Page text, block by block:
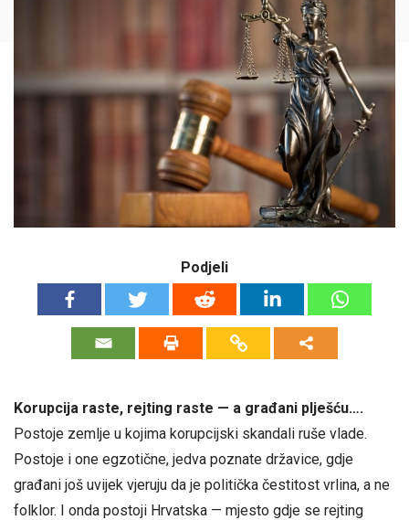
Podjeli
Korupcija raste, rejting raste — a građani plješću….
Postoje zemlje u kojima korupcijski skandali ruše vlade.
Postoje i one egzotične, jedva poznate državice, gdje
građani još uvijek vjeruju da je politička čestitost vrlina, a ne
folklor. I onda postoji Hrvatska — mjesto gdje se rejting